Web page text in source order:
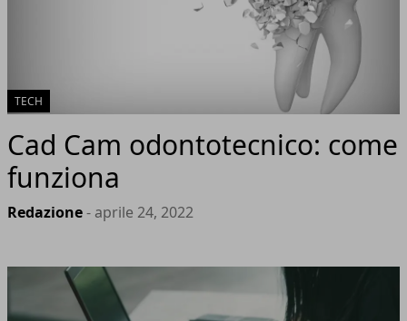
TECH
Cad Cam odontotecnico: come
funziona
Redazione- aprile 24, 2022